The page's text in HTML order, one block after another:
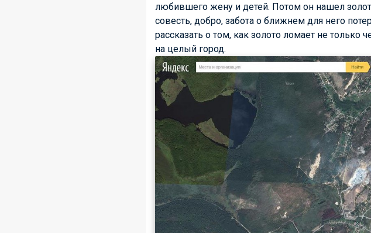
любившего жену и детей. Потом он нашел
совесть, добро, забота о ближнем для него
рассказать о том, как золото ломает не
на целый город.